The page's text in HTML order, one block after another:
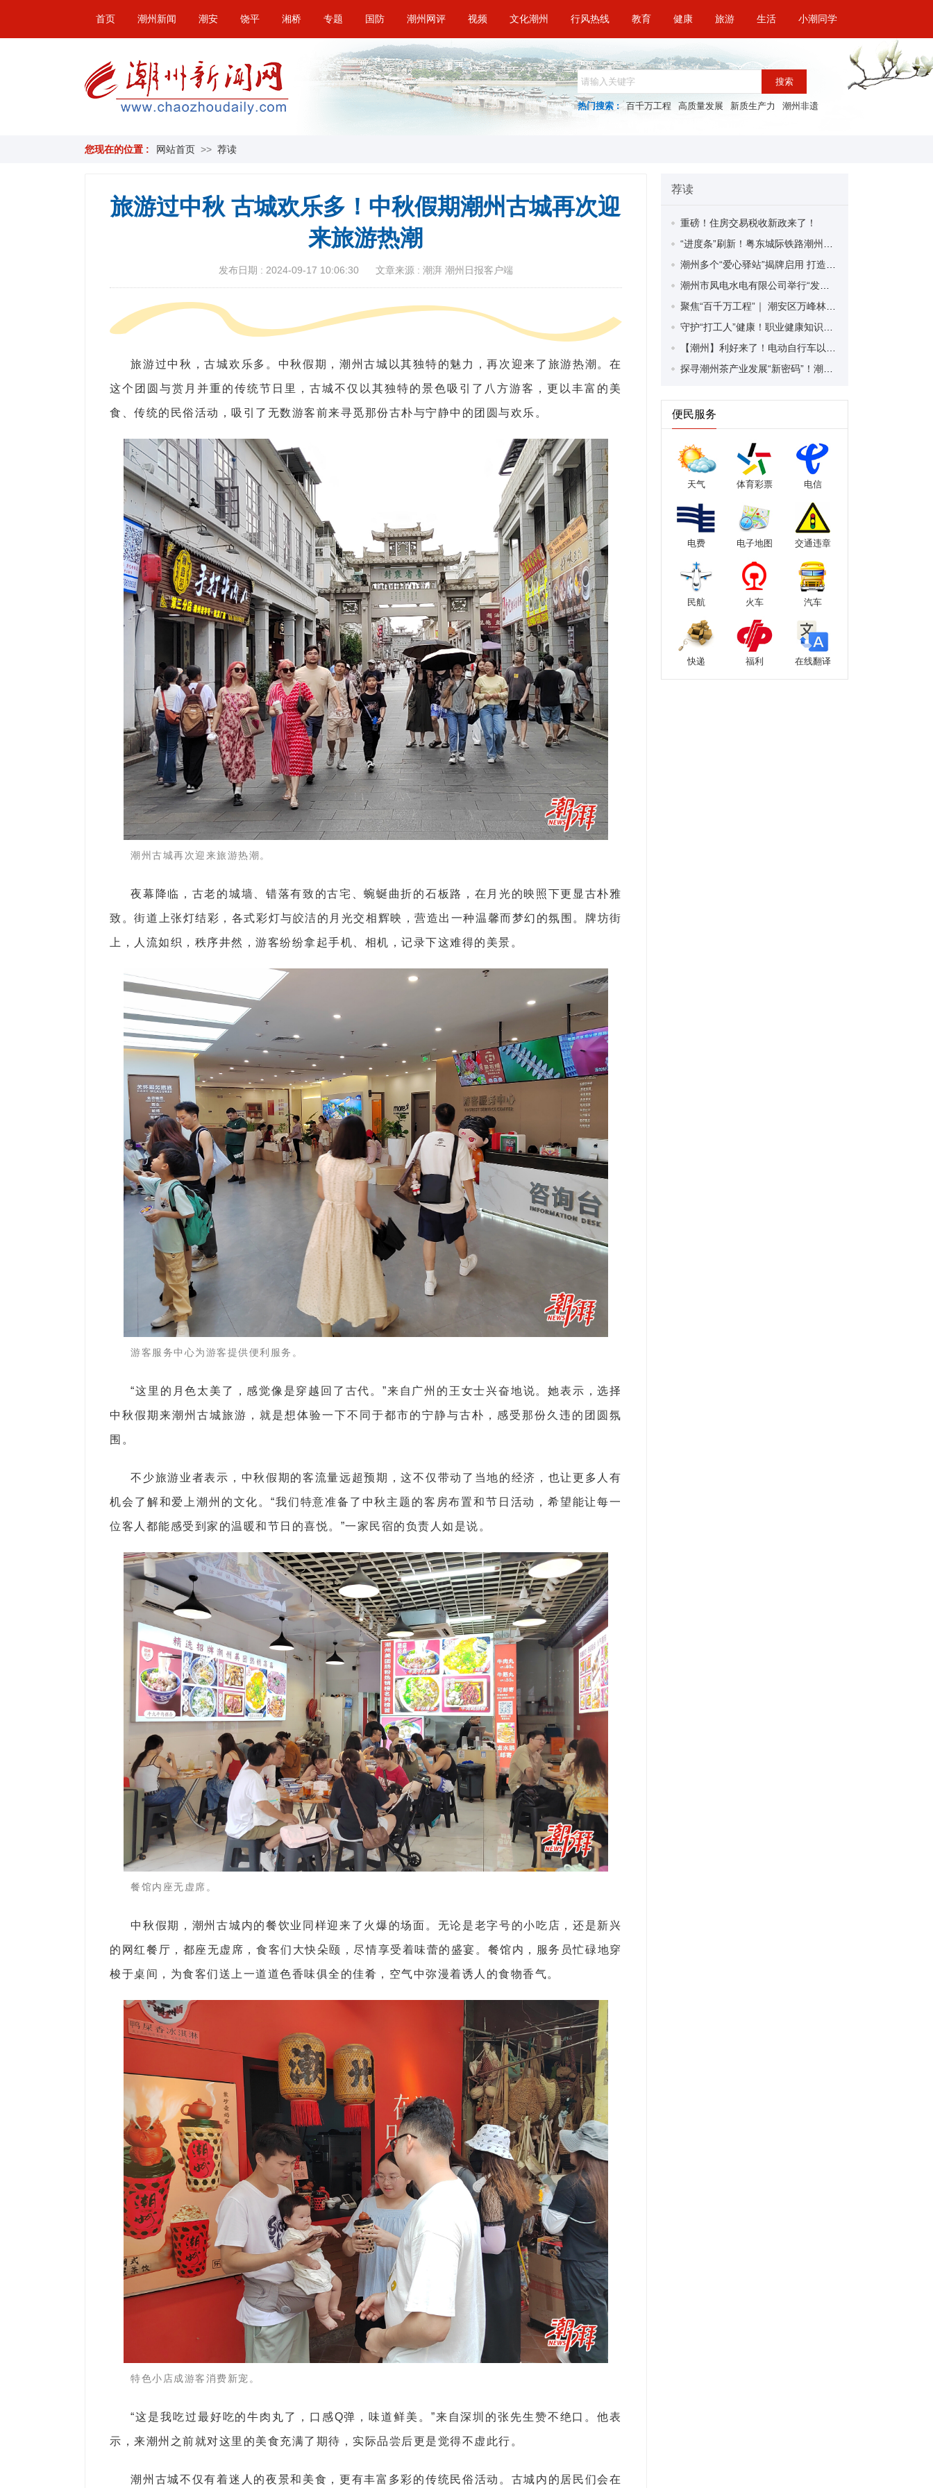
首页 潮州新闻 潮安 饶平 湘桥 专题 国防 潮州网评 视频 文化潮州 行风热线 教育 健康 旅游 生活 小潮同学
搜索
热门搜索 : 百千万工程 高质量发展 新质生产力 潮州非遗
您现在的位置 : 网站首页 >> 荐读
旅游过中秋 古城欢乐多！中秋假期潮州古城再次迎
来旅游热潮
发布日期 : 2024-09-17 10:06:30 文章来源 : 潮湃 潮州日报客户端
旅游过中秋，古城欢乐多。中秋假期，潮州古城以其独特的魅力，再次迎来了旅游热潮。在
这个团圆与赏月并重的传统节日里，古城不仅以其独特的景色吸引了八方游客，更以丰富的美
食、传统的民俗活动，吸引了无数游客前来寻觅那份古朴与宁静中的团圆与欢乐。
潮州古城再次迎来旅游热潮。
夜幕降临，古老的城墙、错落有致的古宅、蜿蜒曲折的石板路，在月光的映照下更显古朴雅
致。街道上张灯结彩，各式彩灯与皎洁的月光交相辉映，营造出一种温馨而梦幻的氛围。牌坊街
上，人流如织，秩序井然，游客纷纷拿起手机、相机，记录下这难得的美景。
游客服务中心为游客提供便利服务。
“这里的月色太美了，感觉像是穿越回了古代。”来自广州的王女士兴奋地说。她表示，选择
中秋假期来潮州古城旅游，就是想体验一下不同于都市的宁静与古朴，感受那份久违的团圆氛
围。
不少旅游业者表示，中秋假期的客流量远超预期，这不仅带动了当地的经济，也让更多人有
机会了解和爱上潮州的文化。“我们特意准备了中秋主题的客房布置和节日活动，希望能让每一
位客人都能感受到家的温暖和节日的喜悦。”一家民宿的负责人如是说。
餐馆内座无虚席。
中秋假期，潮州古城内的餐饮业同样迎来了火爆的场面。无论是老字号的小吃店，还是新兴
的网红餐厅，都座无虚席，食客们大快朵颐，尽情享受着味蕾的盛宴。餐馆内，服务员忙碌地穿
梭于桌间，为食客们送上一道道色香味俱全的佳肴，空气中弥漫着诱人的食物香气。
特色小店成游客消费新宠。
“这是我吃过最好吃的牛肉丸了，口感Q弹，味道鲜美。”来自深圳的张先生赞不绝口。他表
示，来潮州之前就对这里的美食充满了期待，实际品尝后更是觉得不虚此行。
潮州古城不仅有着迷人的夜景和美食，更有丰富多彩的传统民俗活动。古城内的居民们会在
荐读
重磅！住房交易税收新政来了！
便民服务
天气 体育彩票 电信
电费 电子地图 交通违章
民航 火车 汽车
快递 福利 在线翻译